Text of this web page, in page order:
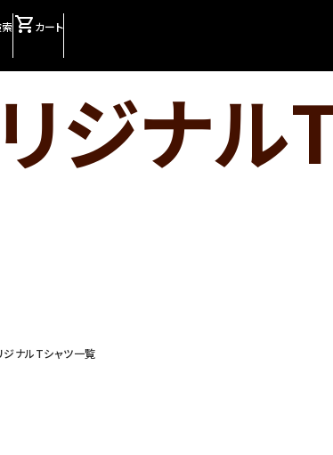
カート
ジナル
ジナルTシャツ一覧